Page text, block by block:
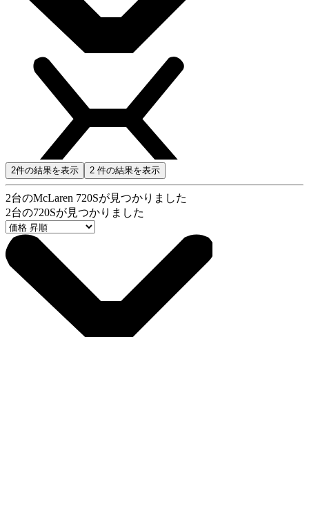
2件の結果を表示 2 件の結果を表示
2台のMcLaren 720Sが見つかりました
2台の720Sが見つかりました